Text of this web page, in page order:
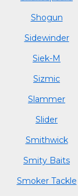
Shogun
Sidewinder
Siek-M
Sizmic
Slammer
Slider
Smithwick
Smity Baits
Smoker Tackle